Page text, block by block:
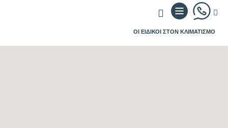
ΟΙ ΕΙΔΙΚΟΙ ΣΤΟΝ ΚΛΙΜΑΤΙΣΜΟ